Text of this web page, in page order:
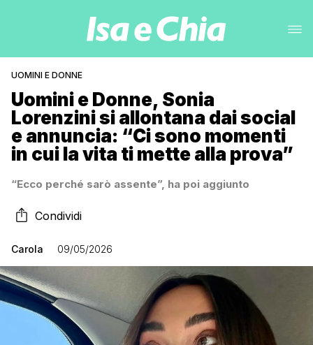
UOMINI E DONNE
Uomini e Donne, Sonia
Lorenzini si allontana dai social
e annuncia: “Ci sono momenti
in cui la vita ti mette alla prova”
“Ecco perché sarò assente”, ha poi aggiunto
Condividi
Carola 09/05/2026